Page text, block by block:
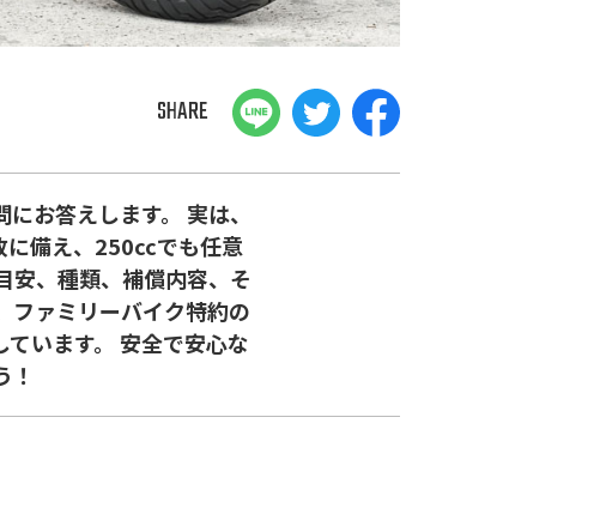
SHARE
お答えします。 実は、
に備え、250ccでも任意
安、種類、補償内容、そ
ファミリーバイク特約の
います。 安全で安心な